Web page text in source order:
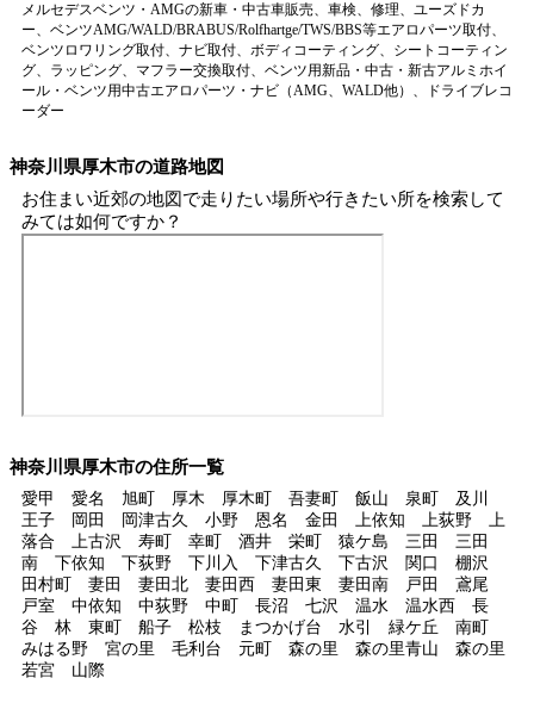
メルセデスベンツ・AMGの新車・中古車販売、車検、修理、ユーズドカ
ー、ベンツAMG/WALD/BRABUS/Rolfhartge/TWS/BBS等エアロパーツ取付、
ベンツロワリング取付、ナビ取付、ボディコーティング、シートコーティン
グ、ラッピング、マフラー交換取付、ベンツ用新品・中古・新古アルミホイ
ール・ベンツ用中古エアロパーツ・ナビ（AMG、WALD他）、ドライブレコ
ーダー
神奈川県厚木市の道路地図
お住まい近郊の地図で走りたい場所や行きたい所を検索して
みては如何ですか？
神奈川県厚木市の住所一覧
愛甲 愛名 旭町 厚木 厚木町 吾妻町 飯山 泉町 及川
王子 岡田 岡津古久 小野 恩名 金田 上依知 上荻野 上
落合 上古沢 寿町 幸町 酒井 栄町 猿ケ島 三田 三田
南 下依知 下荻野 下川入 下津古久 下古沢 関口 棚沢
田村町 妻田 妻田北 妻田西 妻田東 妻田南 戸田 鳶尾
戸室 中依知 中荻野 中町 長沼 七沢 温水 温水西 長
谷 林 東町 船子 松枝 まつかげ台 水引 緑ケ丘 南町
みはる野 宮の里 毛利台 元町 森の里 森の里青山 森の里
若宮 山際